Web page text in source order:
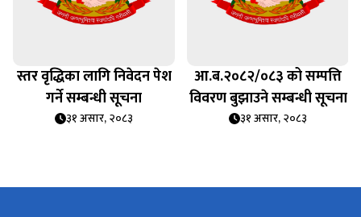
स्तर वृद्धिका लागि निवेदन पेश
गर्ने सम्बन्धी सूचना
३१ असार, २०८३
आ.ब.२०८२/०८३ को सम्पत्ति
विवरण बुझाउने सम्बन्धी सूचना
३१ असार, २०८३